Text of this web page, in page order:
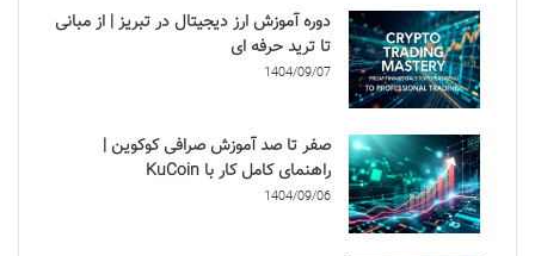
دوره آموزش ارز دیجیتال در تبریز | از مبانی
تا ترید حرفه ای
1404/09/07
صفر تا صد آموزش صرافی کوکوین |
راهنمای کامل کار با KuCoin
1404/09/06